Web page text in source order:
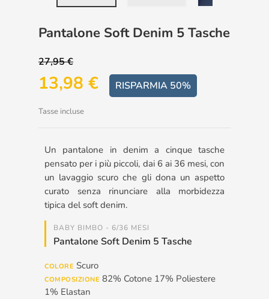
Pantalone Soft Denim 5 Tasche
27,95 €
13,98 € RISPARMIA 50%
Tasse incluse
Un pantalone in denim a cinque tasche
pensato per i più piccoli, dai 6 ai 36 mesi, con
un lavaggio scuro che gli dona un aspetto
curato senza rinunciare alla morbidezza
tipica del soft denim.
BABY BIMBO - 6/36 MESI
Pantalone Soft Denim 5 Tasche
COLORE Scuro
COMPOSIZIONE 82% Cotone 17% Poliestere
1% Elastan